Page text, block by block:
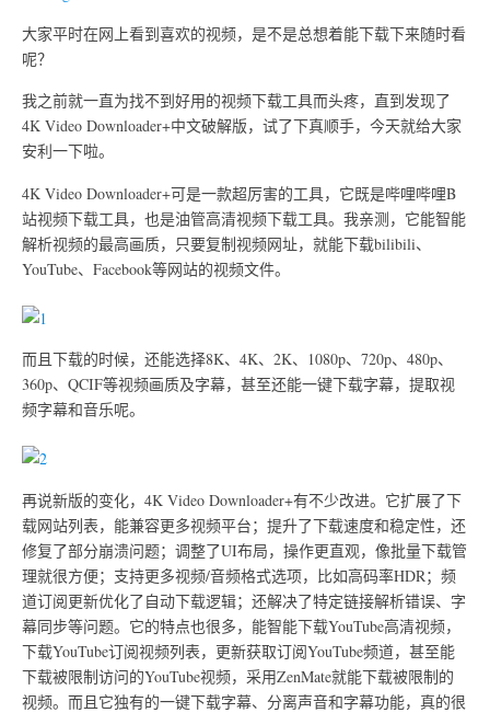
大家平时在网上看到喜欢的视频，是不是总想着能下载下来随时看
呢？
我之前就一直为找不到好用的视频下载工具而头疼，直到发现了
4K Video Downloader+中文破解版，试了下真顺手，今天就给大家
安利一下啦。
4K Video Downloader+可是一款超厉害的工具，它既是哔哩哔哩B
站视频下载工具，也是油管高清视频下载工具。我亲测，它能智能
解析视频的最高画质，只要复制视频网址，就能下载bilibili、
YouTube、Facebook等网站的视频文件。
而且下载的时候，还能选择8K、4K、2K、1080p、720p、480p、
360p、QCIF等视频画质及字幕，甚至还能一键下载字幕，提取视
频字幕和音乐呢。
再说新版的变化，4K Video Downloader+有不少改进。它扩展了下
载网站列表，能兼容更多视频平台；提升了下载速度和稳定性，还
修复了部分崩溃问题；调整了UI布局，操作更直观，像批量下载管
理就很方便；支持更多视频/音频格式选项，比如高码率HDR；频
道订阅更新优化了自动下载逻辑；还解决了特定链接解析错误、字
幕同步等问题。它的特点也很多，能智能下载YouTube高清视频，
下载YouTube订阅视频列表，更新获取订阅YouTube频道，甚至能
下载被限制访问的YouTube视频，采用ZenMate就能下载被限制的
视频。而且它独有的一键下载字幕、分离声音和字幕功能，真的很